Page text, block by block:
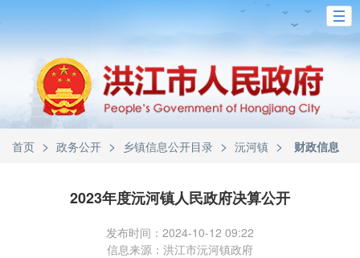
首页 > 政务公开 > 乡镇信息公开目录 > 沅河镇 > 财政信息
2023年度沅河镇人民政府决算公开
发布时间：2024-10-12 09:22
信息来源：洪江市沅河镇政府